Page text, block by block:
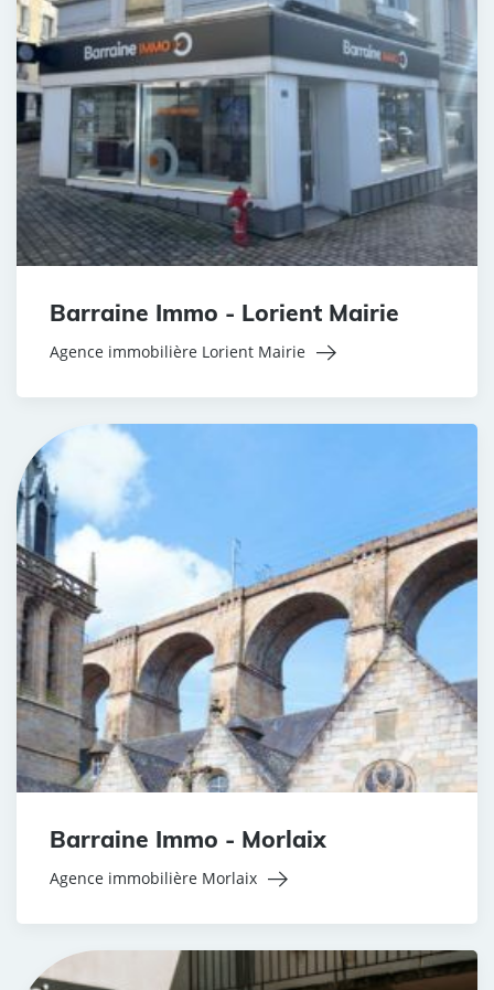
Barraine Immo - Lorient Mairie
Agence immobilière Lorient Mairie
Barraine Immo - Morlaix
Agence immobilière Morlaix